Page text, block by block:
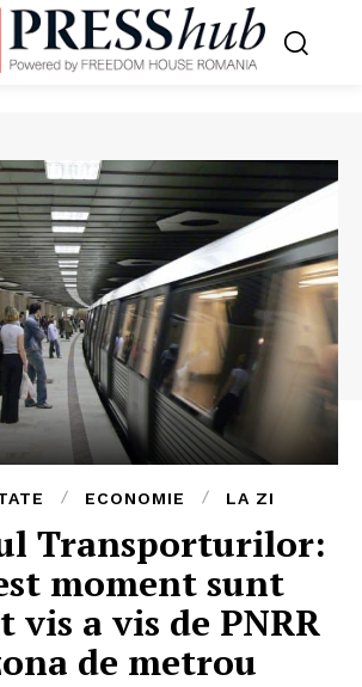
ECONOMIE LA ZI
Transporturilor:
moment sunt
vis a vis de PNRR
de metrou